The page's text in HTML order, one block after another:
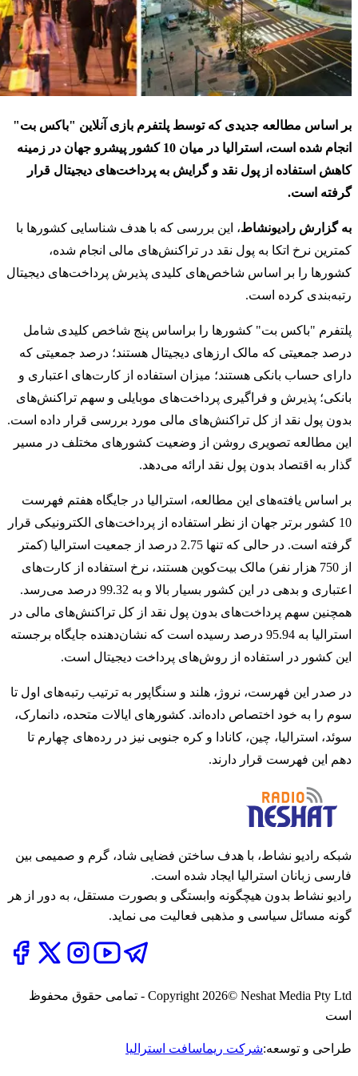
بر اساس مطالعه جدیدی که توسط پلتفرم بازی آنلاین "باکس بت"
انجام شده است، استرالیا در میان 10 کشور پیشرو جهان در زمینه
کاهش استفاده از پول نقد و گرایش به پرداخت‌های دیجیتال قرار
گرفته است.
به گزارش رادیونشاط، این بررسی که با هدف شناسایی کشورها با
کمترین نرخ اتکا به پول نقد در تراکنش‌های مالی انجام شده،
کشورها را بر اساس شاخص‌های کلیدی پذیرش پرداخت‌های دیجیتال
رتبه‌بندی کرده است.
پلتفرم "باکس بت" کشورها را براساس پنج شاخص کلیدی شامل
درصد جمعیتی که مالک ارزهای دیجیتال هستند؛ درصد جمعیتی که
دارای حساب بانکی هستند؛ میزان استفاده از کارت‌های اعتباری و
بانکی؛ پذیرش و فراگیری پرداخت‌های موبایلی و سهم تراکنش‌های
بدون پول نقد از کل تراکنش‌های مالی مورد بررسی قرار داده است.
این مطالعه تصویری روشن از وضعیت کشورهای مختلف در مسیر
گذار به اقتصاد بدون پول نقد ارائه می‌دهد.
بر اساس یافته‌های این مطالعه، استرالیا در جایگاه هفتم فهرست
10 کشور برتر جهان از نظر استفاده از پرداخت‌های الکترونیکی قرار
گرفته است. در حالی که تنها 2.75 درصد از جمعیت استرالیا (کمتر
از 750 هزار نفر) مالک بیت‌کوین هستند، نرخ استفاده از کارت‌های
اعتباری و بدهی در این کشور بسیار بالا و به 99.32 درصد می‌رسد.
همچنین سهم پرداخت‌های بدون پول نقد از کل تراکنش‌های مالی در
استرالیا به 95.94 درصد رسیده است که نشان‌دهنده جایگاه برجسته
این کشور در استفاده از روش‌های پرداخت دیجیتال است.
در صدر این فهرست، نروژ، هلند و سنگاپور به ترتیب رتبه‌های اول تا
سوم را به خود اختصاص داده‌اند. کشورهای ایالات متحده، دانمارک،
سوئد، استرالیا، چین، کانادا و کره جنوبی نیز در رده‌های چهارم تا
دهم این فهرست قرار دارند.
شبکه رادیو نشاط، با هدف ساختن فضایی شاد، گرم و صمیمی بین
فارسی زبانان استرالیا ایجاد شده است.
رادیو نشاط بدون هیچگونه وابستگی و بصورت مستقل، به دور از هر
گونه مسائل سیاسی و مذهبی فعالیت می نماید.
Copyright 2026
© Neshat Media Pty Ltd - تمامی حقوق محفوظ
است
طراحی و توسعه:شرکت ریماسافت استرالیا